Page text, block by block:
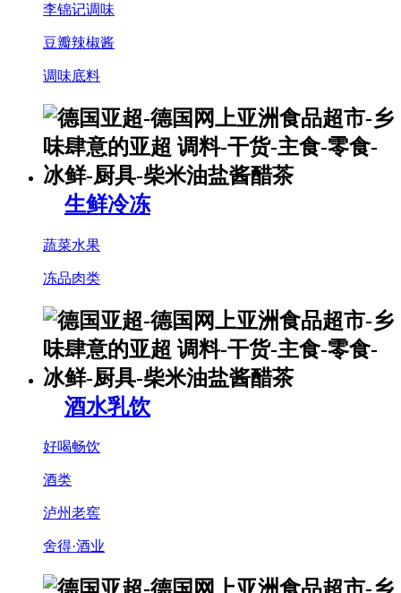
李锦记调味
豆瓣辣椒酱
调味底料
生鲜冷冻
蔬菜水果
冻品肉类
酒水乳饮
好喝畅饮
酒类
泸州老窖
舍得·酒业